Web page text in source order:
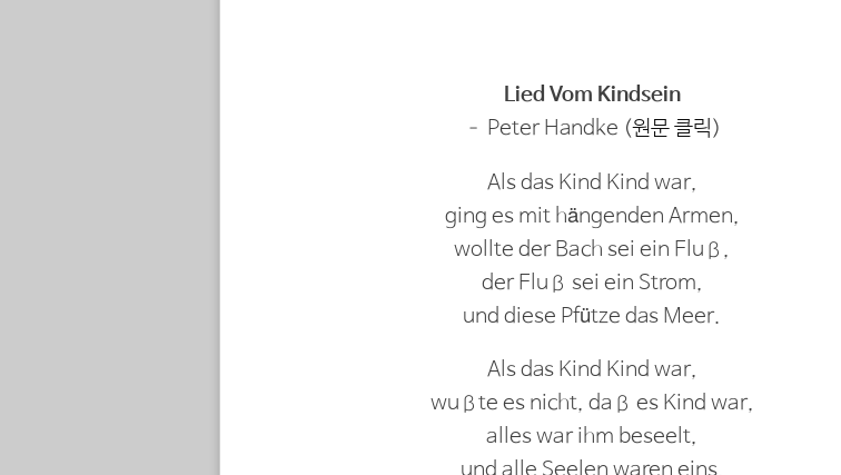
Lied Vom Kindsein
– Peter Handke (원문 클릭)
Als das Kind Kind war,
ging es mit hängenden Armen,
wollte der Bach sei ein Fluß,
der Fluß sei ein Strom,
und diese Pfütze das Meer.
Als das Kind Kind war,
wußte es nicht, daß es Kind war,
alles war ihm beseelt,